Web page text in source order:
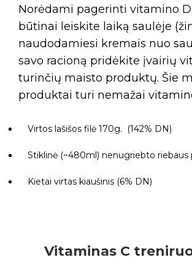
Norėdami pagerinti vitamino
būtinai leiskite laiką saulėje
naudodamiesi kremais nuo
savo racioną pridėkite įvairių
turinčių maisto produktų. Šie
produktai turi nemažai
Virtos lašišos filė 170g. (142% DN)
Stiklinė (~480ml) nenugriebto riebaus
Kietai virtas kiaušinis (6% DN)
Vitaminas C